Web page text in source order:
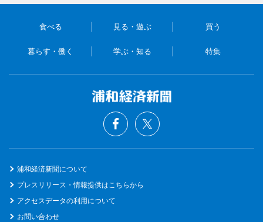
食べる 見る・遊ぶ 買う
暮らす・働く 学ぶ・知る 特集
浦和経済新聞について
プレスリリース・情報提供はこちらから
アクセスデータの利用について
お問い合わせ